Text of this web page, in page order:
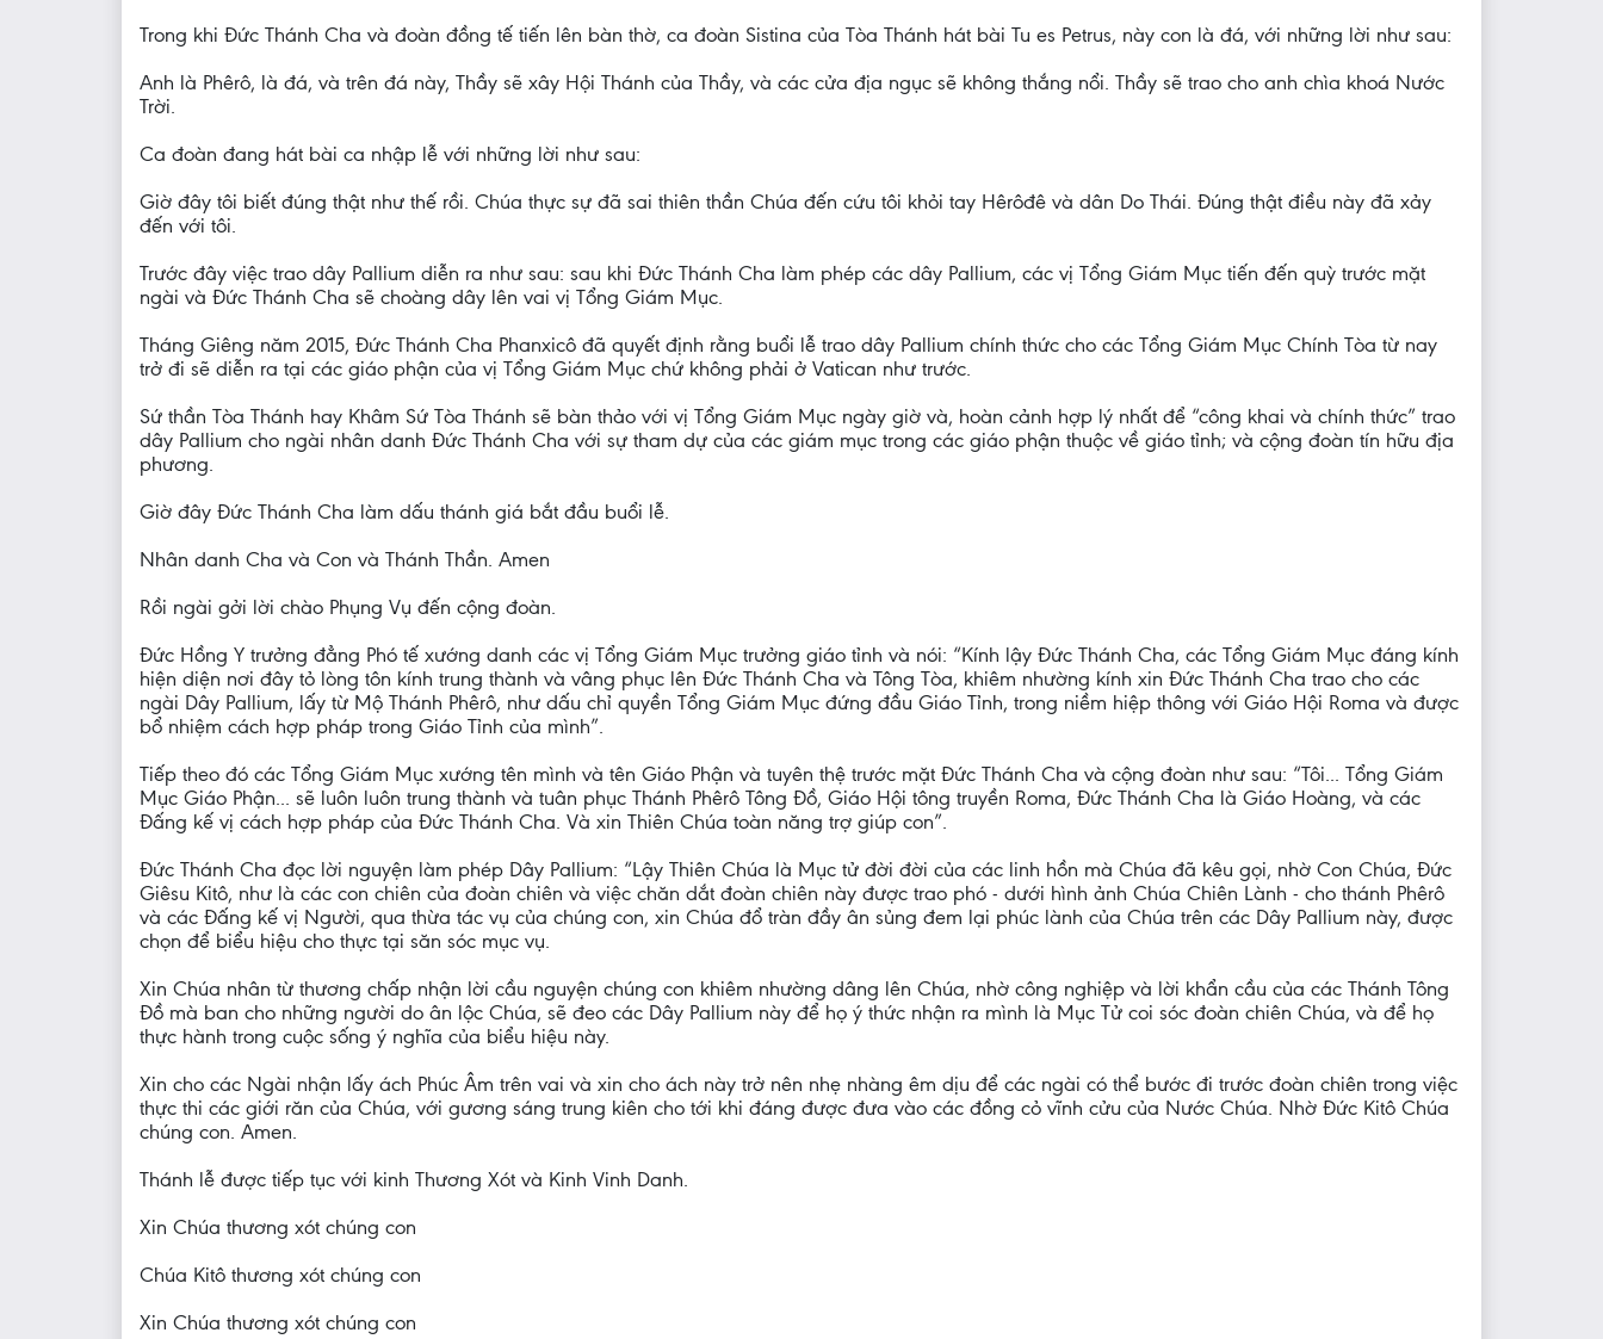
Trong khi Đức Thánh Cha và đoàn đồng tế tiến lên bàn thờ, ca đoàn Sistina của Tòa Thánh hát bài Tu es Petrus, này con là đá, với những lời như sau:
Anh là Phêrô, là đá, và trên đá này, Thầy sẽ xây Hội Thánh của Thầy, và các cửa địa ngục sẽ không thắng nổi. Thầy sẽ trao cho anh chìa khoá Nước
Trời.
Ca đoàn đang hát bài ca nhập lễ với những lời như sau:
Giờ đây tôi biết đúng thật như thế rồi. Chúa thực sự đã sai thiên thần Chúa đến cứu tôi khỏi tay Hêrôđê và dân Do Thái. Đúng thật điều này đã xảy
đến với tôi.
Trước đây việc trao dây Pallium diễn ra như sau: sau khi Đức Thánh Cha làm phép các dây Pallium, các vị Tổng Giám Mục tiến đến quỳ trước mặt
ngài và Đức Thánh Cha sẽ choàng dây lên vai vị Tổng Giám Mục.
Tháng Giêng năm 2015, Đức Thánh Cha Phanxicô đã quyết định rằng buổi lễ trao dây Pallium chính thức cho các Tổng Giám Mục Chính Tòa từ nay
trở đi sẽ diễn ra tại các giáo phận của vị Tổng Giám Mục chứ không phải ở Vatican như trước.
Sứ thần Tòa Thánh hay Khâm Sứ Tòa Thánh sẽ bàn thảo với vị Tổng Giám Mục ngày giờ và, hoàn cảnh hợp lý nhất để “công khai và chính thức” trao
dây Pallium cho ngài nhân danh Đức Thánh Cha với sự tham dự của các giám mục trong các giáo phận thuộc về giáo tỉnh; và cộng đoàn tín hữu địa
phương.
Giờ đây Đức Thánh Cha làm dấu thánh giá bắt đầu buổi lễ.
Nhân danh Cha và Con và Thánh Thần. Amen
Rồi ngài gởi lời chào Phụng Vụ đến cộng đoàn.
Đức Hồng Y trưởng đẳng Phó tế xướng danh các vị Tổng Giám Mục trưởng giáo tỉnh và nói: “Kính lậy Đức Thánh Cha, các Tổng Giám Mục đáng kính
hiện diện nơi đây tỏ lòng tôn kính trung thành và vâng phục lên Đức Thánh Cha và Tông Tòa, khiêm nhường kính xin Đức Thánh Cha trao cho các
ngài Dây Pallium, lấy từ Mộ Thánh Phêrô, như dấu chỉ quyền Tổng Giám Mục đứng đầu Giáo Tỉnh, trong niềm hiệp thông với Giáo Hội Roma và được
bổ nhiệm cách hợp pháp trong Giáo Tỉnh của mình”.
Tiếp theo đó các Tổng Giám Mục xướng tên mình và tên Giáo Phận và tuyên thệ trước mặt Đức Thánh Cha và cộng đoàn như sau: “Tôi... Tổng Giám
Mục Giáo Phận... sẽ luôn luôn trung thành và tuân phục Thánh Phêrô Tông Đồ, Giáo Hội tông truyền Roma, Đức Thánh Cha là Giáo Hoàng, và các
Đấng kế vị cách hợp pháp của Đức Thánh Cha. Và xin Thiên Chúa toàn năng trợ giúp con”.
Đức Thánh Cha đọc lời nguyện làm phép Dây Pallium: “Lậy Thiên Chúa là Mục tử đời đời của các linh hồn mà Chúa đã kêu gọi, nhờ Con Chúa, Đức
Giêsu Kitô, như là các con chiên của đoàn chiên và việc chăn dắt đoàn chiên này được trao phó - dưới hình ảnh Chúa Chiên Lành - cho thánh Phêrô
và các Đấng kế vị Người, qua thừa tác vụ của chúng con, xin Chúa đổ tràn đầy ân sủng đem lại phúc lành của Chúa trên các Dây Pallium này, được
chọn để biểu hiệu cho thực tại săn sóc mục vụ.
Xin Chúa nhân từ thương chấp nhận lời cầu nguyện chúng con khiêm nhường dâng lên Chúa, nhờ công nghiệp và lời khẩn cầu của các Thánh Tông
Đồ mà ban cho những người do ân lộc Chúa, sẽ đeo các Dây Pallium này để họ ý thức nhận ra mình là Mục Tử coi sóc đoàn chiên Chúa, và để họ
thực hành trong cuộc sống ý nghĩa của biểu hiệu này.
Xin cho các Ngài nhận lấy ách Phúc Âm trên vai và xin cho ách này trở nên nhẹ nhàng êm dịu để các ngài có thể bước đi trước đoàn chiên trong việc
thực thi các giới răn của Chúa, với gương sáng trung kiên cho tới khi đáng được đưa vào các đồng cỏ vĩnh cửu của Nước Chúa. Nhờ Đức Kitô Chúa
chúng con. Amen.
Thánh lễ được tiếp tục với kinh Thương Xót và Kinh Vinh Danh.
Xin Chúa thương xót chúng con
Chúa Kitô thương xót chúng con
Xin Chúa thương xót chúng con